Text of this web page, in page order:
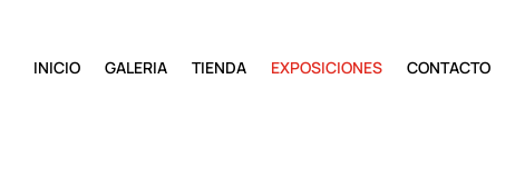
INICIO GALERIA TIENDA EXPOSICIONES CONTACTO